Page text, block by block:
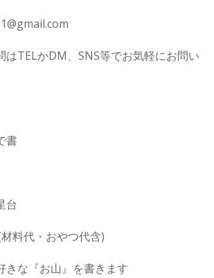
はTELかDM、SNS等でお気軽にお問い
書
台
料代・おやつ代含)
きな『お山』を書きます